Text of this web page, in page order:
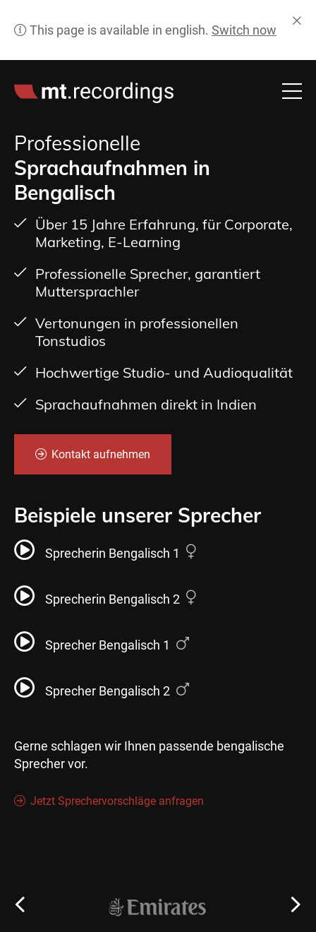
Professionelle
Sprachaufnahmen in
Bengalisch
Über 15 Jahre Erfahrung, für Corporate,
Marketing, E-Learning
Professionelle Sprecher, garantiert
Muttersprachler
Vertonungen in professionellen
Tonstudios
Hochwertige Studio- und Audioqualität
Sprachaufnahmen direkt in Indien
Kontakt aufnehmen
Beispiele unserer Sprecher
Sprecherin Bengalisch 1
Sprecherin Bengalisch 2
Sprecher Bengalisch 1
Sprecher Bengalisch 2
Gerne schlagen wir Ihnen passende bengalische
Sprecher vor.
Jetzt Sprechervorschläge anfragen